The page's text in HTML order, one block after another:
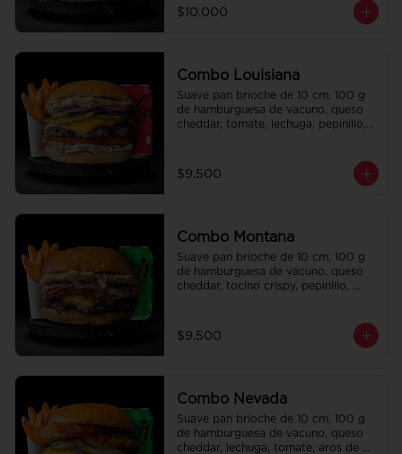
perfectamente condimentadas, salsa
de la casa de regalo a elección y una
$10.000
Combo Louisiana
Suave pan brioche de 10 cm, 100 g
de hamburguesa de vacuno, queso
cheddar, tomate, lechuga, pepinillo,
condimentadas, salsa de la casa de
regalo a elección y una bebida de
$9.500
Combo Montana
Suave pan brioche de 10 cm, 100 g
de hamburguesa de vacuno, queso
cheddar, tocino crispy, pepinillo,
salsa de la casa de regalo a elección
y una Bebida de 350 cc a elección.
$9.500
Combo Nevada
Suave pan brioche de 10 cm, 100 g
de hamburguesa de vacuno, queso
cheddar, lechuga, tomate, aros de